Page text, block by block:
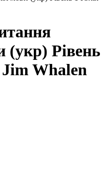
(укр) Рівень
Whalen